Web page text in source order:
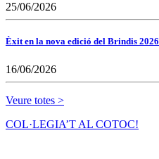
25/06/2026
Èxit en la nova edició del Brindis 2026
16/06/2026
Veure totes >
COL·LEGIA’T AL COTOC!